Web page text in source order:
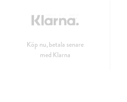
Köp nu, betala senare
med Klarna